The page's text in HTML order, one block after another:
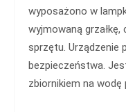
wyposażono w
wyjmowaną grzałkę,
sprzętu. Urządzenie
bezpieczeństwa.
zbiornikiem na wodę